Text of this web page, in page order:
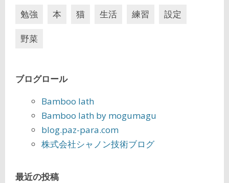
勉強 本 猫 生活 練習 設定
野菜
ブログロール
Bamboo lath
Bamboo lath by mogumagu
blog.paz-para.com
株式会社シャノン技術ブログ
最近の投稿